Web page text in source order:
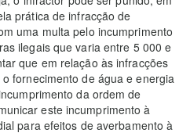
prática de infracção de
uma multa pelo incumprimento
ilegais que varia entre 5 000 e
que em relação às infracções
fornecimento de água e energia
da ordem de
este incumprimento à
para efeitos de averbamento à